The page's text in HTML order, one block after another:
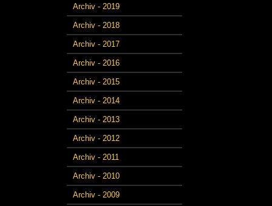
Archiv - 2019
Archiv - 2018
Archiv - 2017
Archiv - 2016
Archiv - 2015
Archiv - 2014
Archiv - 2013
Archiv - 2012
Archiv - 2011
Archiv - 2010
Archiv - 2009